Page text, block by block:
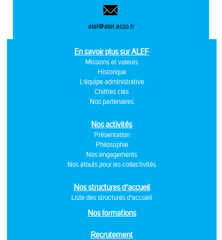
alef@alef.asso.fr
En savoir plus sur ALEF
Missions et valeurs
Historique
L'équipe administrative
Chiffres clés
Nos partenaires
Nos activités
Présentation
Philosophie
Nos engagements
Nos atouts pour les collectivités
Nos structures d’accueil
Liste des structures d’accueil
Nos formations
Recrutement